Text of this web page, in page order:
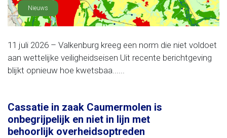
Nieuws
11 juli 2026 – Valkenburg kreeg een norm die niet voldoet
aan wettelijke veiligheidseisen Uit recente berichtgeving
blijkt opnieuw hoe kwetsbaa......
Cassatie in zaak Caumermolen is
onbegrijpelijk en niet in lijn met
behoorlijk overheidsoptreden